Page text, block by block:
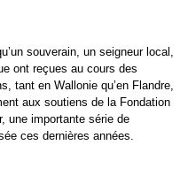
souverain, un seigneur local,
ont reçues au cours des
tant en Wallonie qu’en Flandre,
aux soutiens de la Fondation
une importante série de
ces dernières années.